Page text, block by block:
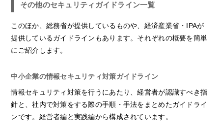
その他のセキュリティガイドライン一覧
このほか、総務省が提供しているものや、経済産業省・IPAが
提供しているガイドラインもあります。それぞれの概要を簡単
にご紹介します。
中小企業の情報セキュリティ対策ガイドライン
情報セキュリティ対策を行うにあたり、経営者が認識すべき指
針と、社内で対策をする際の手順・手法をまとめたガイドライ
ンです。経営者編と実践編から構成されています。